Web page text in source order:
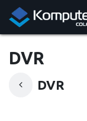
Ir al contenido
DVR
DVR